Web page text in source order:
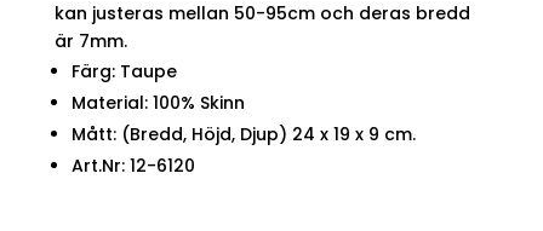
kan justeras mellan 50-95cm och deras bredd
är 7mm.
Färg: Taupe
Material: 100% Skinn
Mått: (Bredd, Höjd, Djup) 24 x 19 x 9 cm.
Art.Nr: 12-6120